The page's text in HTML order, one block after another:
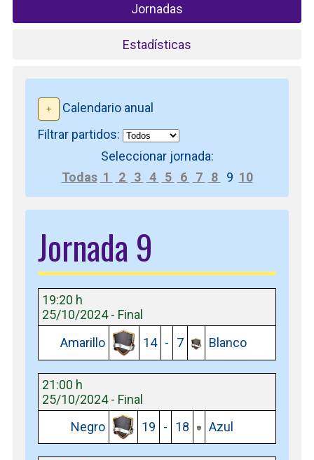
Jornadas
Estadísticas
Calendario anual
Filtrar partidos:
Seleccionar jornada:
Todas 1 2 3 4 5 6 7 8 9 10
Jornada 9
19:20 h
25/10/2024 - Final
Amarillo
14 - 7 Blanco
21:00 h
25/10/2024 - Final
Negro
19 - 18 Azul